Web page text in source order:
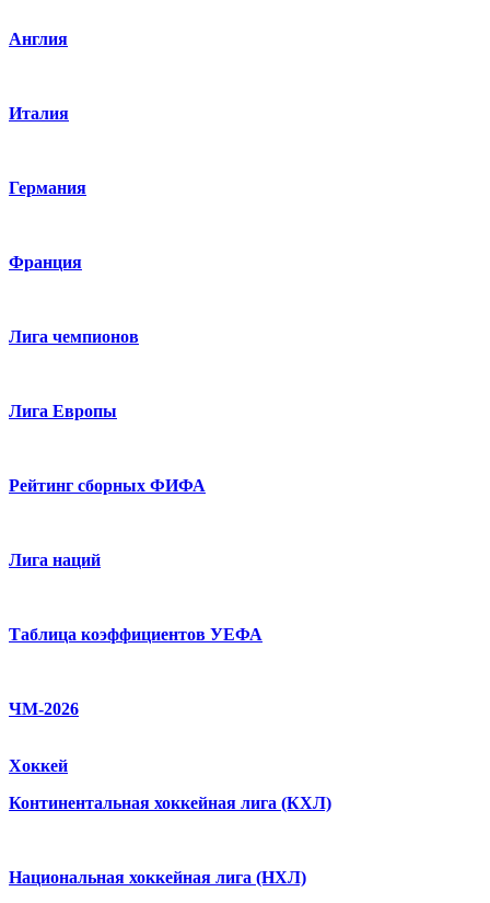
Англия
Италия
Германия
Франция
Лига чемпионов
Лига Европы
Рейтинг сборных ФИФА
Лига наций
Таблица коэффициентов УЕФА
ЧМ-2026
Хоккей
Континентальная хоккейная лига (КХЛ)
Национальная хоккейная лига (НХЛ)